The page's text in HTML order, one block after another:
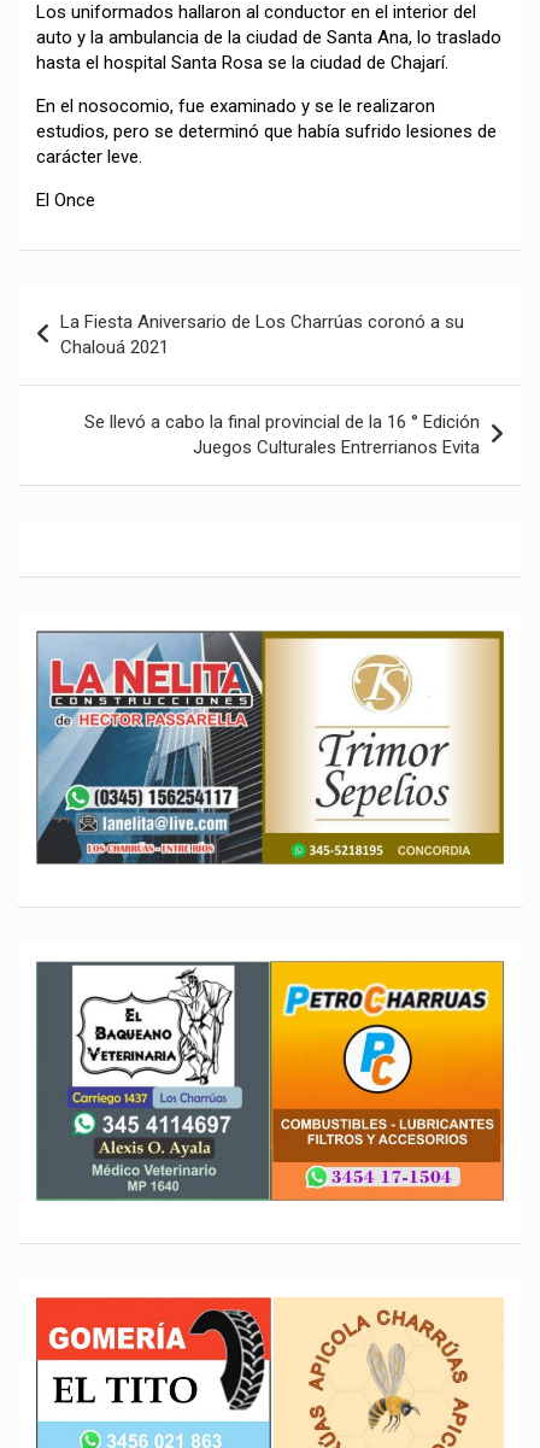
Los uniformados hallaron al conductor en el interior del
auto y la ambulancia de la ciudad de Santa Ana, lo traslado
hasta el hospital Santa Rosa se la ciudad de Chajarí.
En el nosocomio, fue examinado y se le realizaron
estudios, pero se determinó que había sufrido lesiones de
carácter leve.
El Once
de
entradas
La Fiesta Aniversario de Los Charrúas coronó a su
Chalouá 2021
Se llevó a cabo la final provincial de la 16 ° Edición
Juegos Culturales Entrerrianos Evita